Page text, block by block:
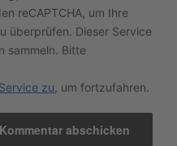
reCAPTCHA, um Ihre
überprüfen. Dieser Service
sammeln. Bitte
zu , um fortzufahren.